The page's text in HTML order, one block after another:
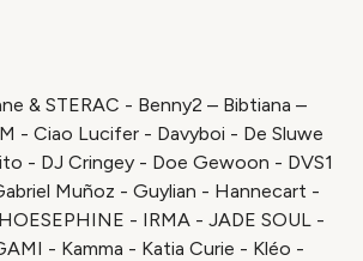
& STERAC - Benny2 – Bibtiana –
- Ciao Lucifer - Davyboi - De Sluwe
- DJ Cringey - Doe Gewoon - DVS1
Muñoz - Guylian - Hannecart -
- IRMA - JADE SOUL -
- Kamma - Katia Curie - Kléo -